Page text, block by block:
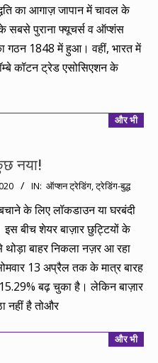
का आगाज़ जापान में चावल के
सबसे पुराना फ्यूचर्स व ऑप्शंस
गठन 1848 में हुआ। वहीं, भारत में
कॉटन ट्रेड एसोसिएशन के
और भी
नया!
IN: ऑप्शन ट्रेडिंग,ट्रेडिंग-बुद्ध
के लिए लॉकडाउन या घरबंदी
इस बीच शेयर बाज़ार छुट्टियों के
थोड़ा बाहर निकला नज़र आ रहा
13 अप्रैल तक के मात्र बारह
बढ़ चुका है। लेकिन बाज़ार
नहीं है तोऔर
और भी